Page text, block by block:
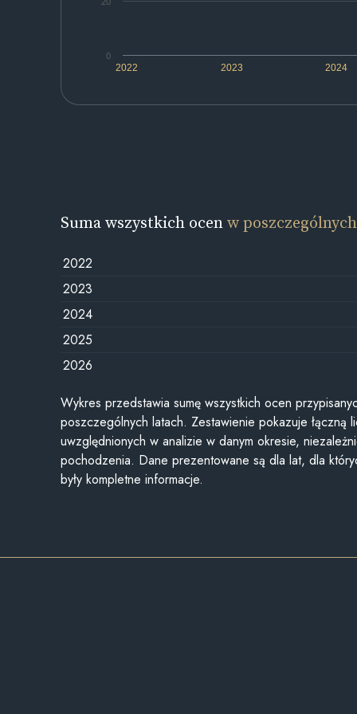
2022 2023 2024
0
Suma wszystkich ocenw
2022
2023
2024
2025
2026
Wykres przedstawia sumę wszystkich ocen
poszczególnych latach. Zestawienie pokazuje łączną
uwzględnionych w analizie w danym okresie,
pochodzenia. Dane prezentowane są dla lat, dla
były kompletne informacje.